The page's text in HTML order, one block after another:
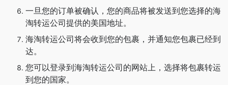
一旦您的订单被确认，您的商品将被发送到您选择的海
淘转运公司提供的美国地址。
海淘转运公司将会收到您的包裹，并通知您包裹已经到
达。
您可以登录到海淘转运公司的网站上，选择将包裹转运
到您的国家。